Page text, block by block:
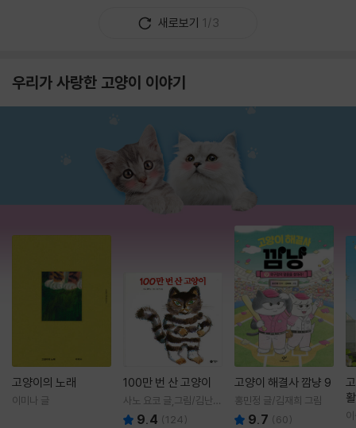
새로보기 1/3
우리가 사랑한 고양이 이야기
고양이의 노래
이미나 글
100만 번 산 고양이
사노 요코 글,그림/김난주
역 9.4 (124)
고양이 해결사 깜냥 9
홍민정 글/김재희 그림
9.7 (60)